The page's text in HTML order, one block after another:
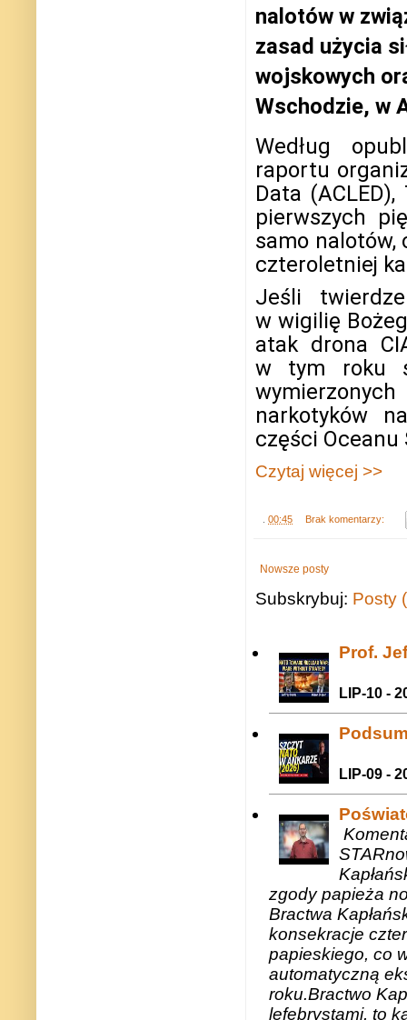
nalotów w
zasad użycia
wojskowych
Wschodzie, w
Według
raportu
Data
pierwszych
samo nalotów,
czteroletniej
Jeśli
w wigilię
atak drona
w tym roku
narkotyków
części Oceanu
Czytaj więcej >>
00:45 Brak komentarzy:
Nowsze posty
Subskrybuj: Posty
Prof.
LIP-10 -
LIP-09 -
zgody papieża
Bractwa
konsekracje
papieskiego, co
automatyczną
roku.Bractwo
lefebrystami, to